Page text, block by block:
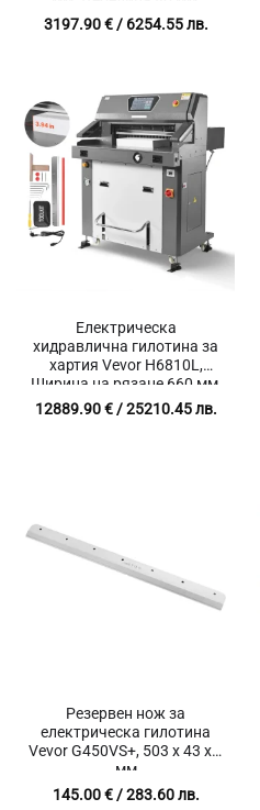
Тъчскрийн
3197.90€/ 6254.55 лв.
Електрическа
хидравлична гилотина за
хартия Vevor H6810L,
Ширина на рязане 660 мм,
Дебелина на рязане 100
мм, Инфрачервена защита
12889.90€/ 25210.45 лв.
Резервен нож за
електрическа гилотина
Vevor G450VS+, 503 x 43 x 6
мм
145.00€/ 283.60 лв.